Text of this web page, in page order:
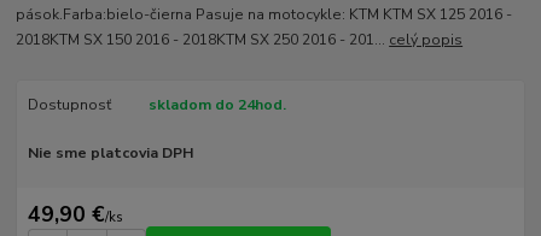
pások.Farba:bielo-čierna Pasuje na motocykle: KTM KTM SX 125 2016 -
2018KTM SX 150 2016 - 2018KTM SX 250 2016 - 201... celý popis
Dostupnosť skladom do 24hod.
Nie sme platcovia DPH
49,90 €/ks